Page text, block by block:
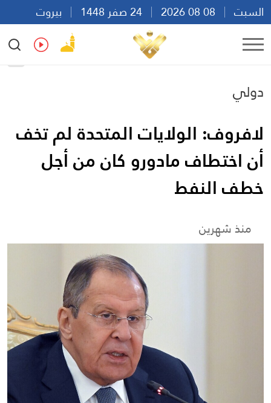
السبت
بيروت
08:39
Ar
دولي
لافروف: الولايات المتحدة لم تخف
أن اختطاف مادورو كان من أجل
خطف النفط
منذ شهرين